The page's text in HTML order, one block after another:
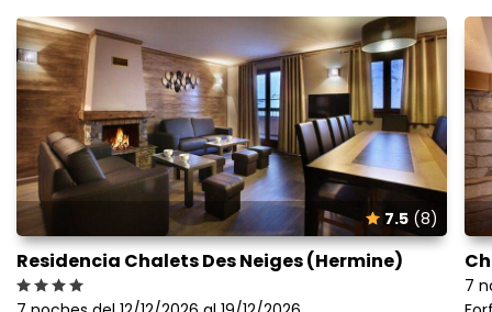
7.5(8)
Residencia Chalets Des Neiges (Hermine)
7